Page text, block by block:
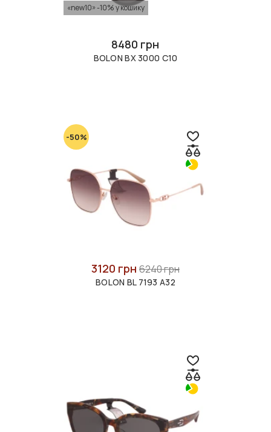
«new10» -10% у кошику
8480 грн
BOLON BX 3000 C10
-50%
3120 грн 6240 грн
BOLON BL 7193 A32